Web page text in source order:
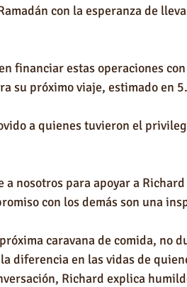
con la esperanza de
financiar estas operaciones
su próximo viaje, estimado en
a quienes tuvieron el
a nosotros para apoyar a
con los demás son una
caravana de comida, no
diferencia en las vidas de
Richard explica